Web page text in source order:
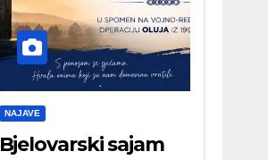
NAJAVE
Bjelovarski sajam